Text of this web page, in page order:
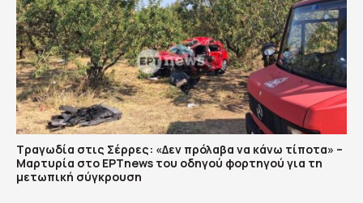
Τραγωδία στις Σέρρες: «Δεν πρόλαβα να κάνω τίποτα» –
Μαρτυρία στο ΕΡΤnews του οδηγού φορτηγού για τη
μετωπική σύγκρουση